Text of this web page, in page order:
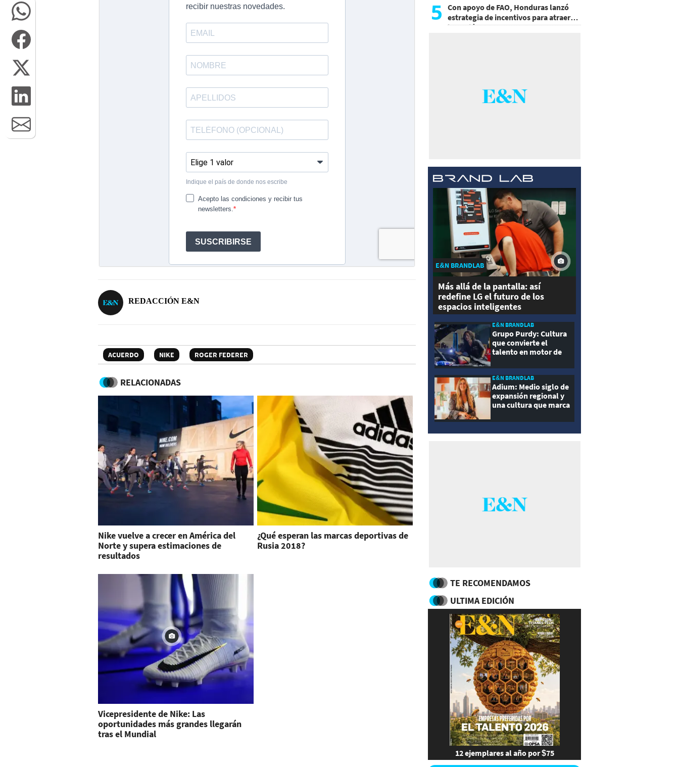
REDACCIÓN E&N
ACUERDO NIKE ROGER FEDERER
RELACIONADAS
Nike vuelve a crecer en América del
Norte y supera estimaciones de
resultados
¿Qué esperan las marcas deportivas de
Rusia 2018?
Vicepresidente de Nike: Las
oportunidades más grandes llegarán
tras el Mundial
5
Con apoyo de FAO, Honduras lanzó
estrategia de incentivos para atraer
inversión al agro
E&N BRANDLAB
Más allá de la pantalla: así
redefine LG el futuro de los
espacios inteligentes
E&N BRANDLAB
Grupo Purdy: Cultura
que convierte el
talento en motor de
E&N BRANDLAB
Adium: Medio siglo de
expansión regional y
una cultura que marca
TE RECOMENDAMOS
ULTIMA EDICIÓN
12 ejemplares al año por $75